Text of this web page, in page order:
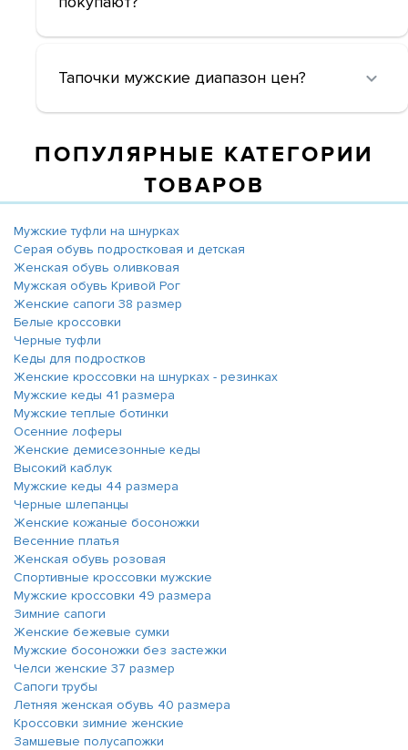
Тапочки мужские диапазон цен?
ПОПУЛЯРНЫЕ КАТЕГОРИИ
ТОВАРОВ
Мужские туфли на шнурках
Серая обувь подростковая и детская
Женская обувь оливковая
Мужская обувь Кривой Рог
Женские сапоги 38 размер
Белые кроссовки
Черные туфли
Кеды для подростков
Женские кроссовки на шнурках - резинках
Мужские кеды 41 размера
Мужские теплые ботинки
Осенние лоферы
Женские демисезонные кеды
Высокий каблук
Мужские кеды 44 размера
Черные шлепанцы
Женские кожаные босоножки
Весенние платья
Женская обувь розовая
Спортивные кроссовки мужские
Мужские кроссовки 49 размера
Зимние сапоги
Женские бежевые сумки
Мужские босоножки без застежки
Челси женские 37 размер
Сапоги трубы
Летняя женская обувь 40 размера
Кроссовки зимние женские
Замшевые полусапожки